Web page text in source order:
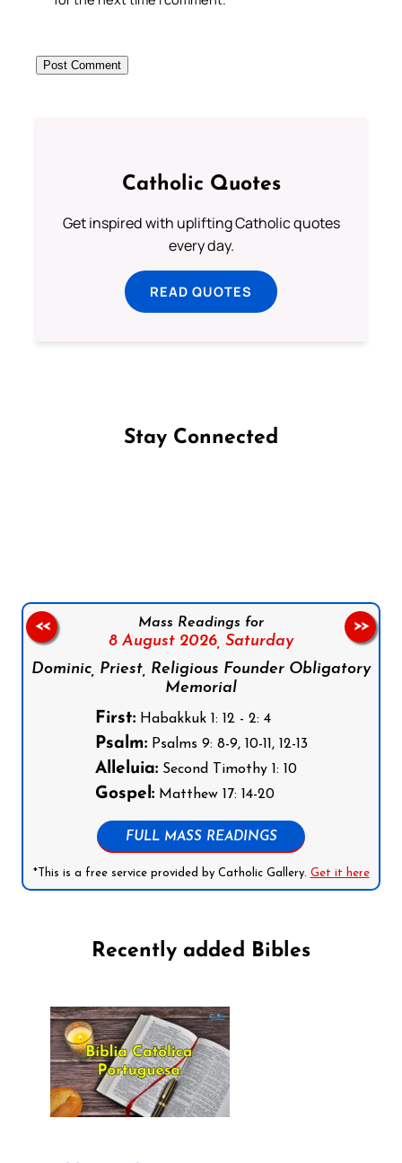
Catholic Quotes
Get inspired with uplifting Catholic quotes
every day.
READ QUOTES
Stay Connected
Mass Readings for
8 August 2026, Saturday
Dominic, Priest, Religious Founder Obligatory
Memorial
First:Habakkuk 1: 12 - 2: 4
Psalm:Psalms 9: 8-9, 10-11, 12-13
Alleluia:Second Timothy 1: 10
Gospel:Matthew 17: 14-20
FULL MASS READINGS
*This is a free service provided by Catholic Gallery. Get it here
<< >>
Recently added Bibles